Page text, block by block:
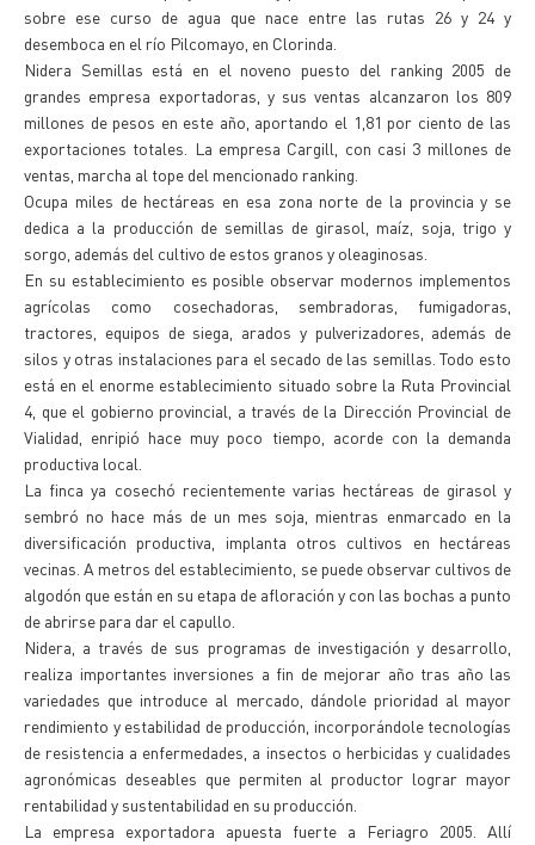
sobre ese curso de agua que nace entre las rutas 26 y 24 y
desemboca en el río Pilcomayo, en Clorinda.
Nidera Semillas está en el noveno puesto del ranking 2005 de
grandes empresa exportadoras, y sus ventas alcanzaron los 809
millones de pesos en este año, aportando el 1,81 por ciento de las
exportaciones totales. La empresa Cargill, con casi 3 millones de
ventas, marcha al tope del mencionado ranking.
Ocupa miles de hectáreas en esa zona norte de la provincia y se
dedica a la producción de semillas de girasol, maíz, soja, trigo y
sorgo, además del cultivo de estos granos y oleaginosas.
En su establecimiento es posible observar modernos implementos
agrícolas como cosechadoras, sembradoras, fumigadoras,
tractores, equipos de siega, arados y pulverizadores, además de
silos y otras instalaciones para el secado de las semillas. Todo esto
está en el enorme establecimiento situado sobre la Ruta Provincial
4, que el gobierno provincial, a través de la Dirección Provincial de
Vialidad, enripió hace muy poco tiempo, acorde con la demanda
productiva local.
La finca ya cosechó recientemente varias hectáreas de girasol y
sembró no hace más de un mes soja, mientras enmarcado en la
diversificación productiva, implanta otros cultivos en hectáreas
vecinas. A metros del establecimiento, se puede observar cultivos de
algodón que están en su etapa de afloración y con las bochas a punto
de abrirse para dar el capullo.
Nidera, a través de sus programas de investigación y desarrollo,
realiza importantes inversiones a fin de mejorar año tras año las
variedades que introduce al mercado, dándole prioridad al mayor
rendimiento y estabilidad de producción, incorporándole tecnologías
de resistencia a enfermedades, a insectos o herbicidas y cualidades
agronómicas deseables que permiten al productor lograr mayor
rentabilidad y sustentabilidad en su producción.
La empresa exportadora apuesta fuerte a Feriagro 2005. Allí